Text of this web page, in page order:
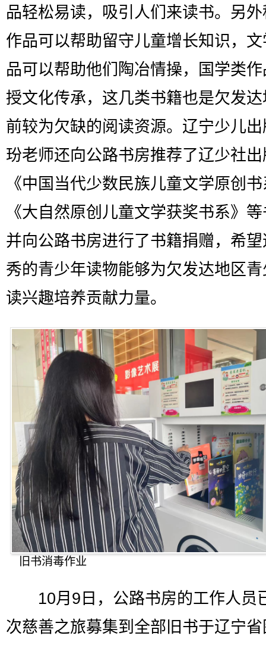
品轻松易读，吸引人们来读书。另
作品可以帮助留守儿童增长知识，
品可以帮助他们陶冶情操，国学类
授文化传承，这几类书籍也是欠发
前较为欠缺的阅读资源。辽宁少儿
玢老师还向公路书房推荐了辽少社
《中国当代少数民族儿童文学原创
《大自然原创儿童文学获奖书系》
并向公路书房进行了书籍捐赠，希
秀的青少年读物能够为欠发达地区
读兴趣培养贡献力量。
旧书消毒作业
10月9日，公路书房的工作人员
次慈善之旅募集到全部旧书于辽宁